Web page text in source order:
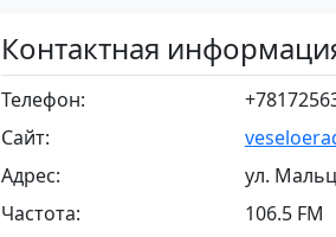
Контактная
Телефон:
Сайт:
Адрес:
ул.
Частота:
106.5 FM